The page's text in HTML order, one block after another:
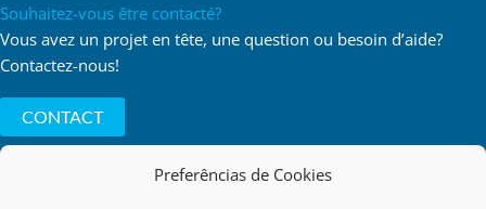
Preferências de Cookies
Souhaitez-vous être contacté?
Vous avez un projet en tête, une question ou besoin d’aide?
Contactez-nous!
CONTACT